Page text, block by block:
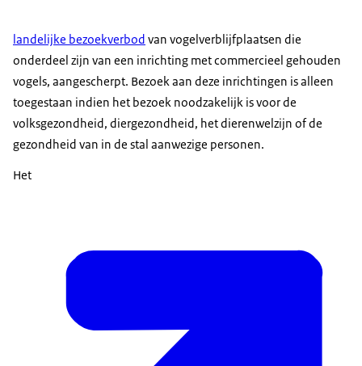
landelijke bezoekverbod van vogelverblijfplaatsen die
onderdeel zijn van een inrichting met commercieel gehouden
vogels, aangescherpt. Bezoek aan deze inrichtingen is alleen
toegestaan indien het bezoek noodzakelijk is voor de
volksgezondheid, diergezondheid, het dierenwelzijn of de
gezondheid van in de stal aanwezige personen.
Het